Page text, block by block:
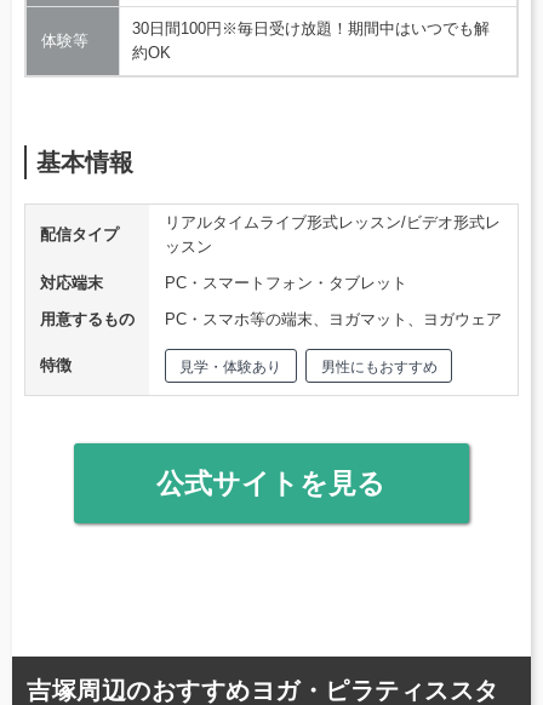
体験等
30日間100円※毎日受け放題！期間中はいつでも解
約OK
基本情報
配信タイプ
リアルタイムライブ形式レッスン/ビデオ形式レ
ッスン
対応端末
PC・スマートフォン・タブレット
用意するもの
PC・スマホ等の端末、ヨガマット、ヨガウェア
特徴 見学・体験あり 男性にもおすすめ
公式サイトを見る
吉塚周辺のおすすめヨガ・ピラティススタ